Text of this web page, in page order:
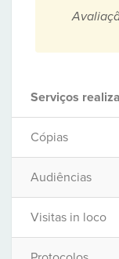
Serviços
Cópias
Audiências
Visitas in loco